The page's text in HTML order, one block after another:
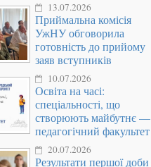
13.07.2026
Приймальна комісія
УжНУ обговорила
готовність до прийому
заяв вступників
10.07.2026
Освіта на часі:
спеціальності, що
створюють майбутнє —
педагогічний факультет
20.07.2026
Результати першої доби